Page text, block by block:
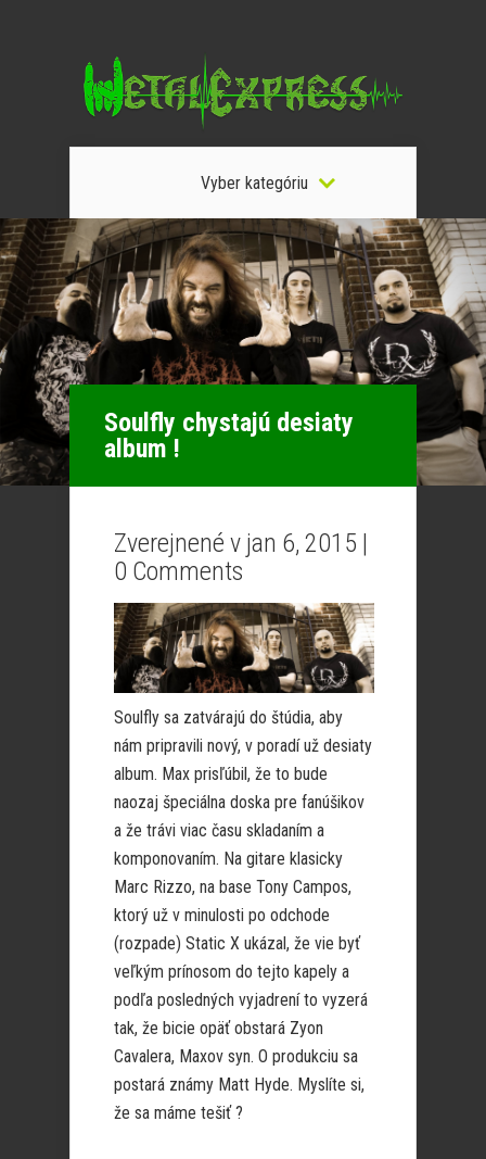
Vyber kategóriu
Soulfly chystajú desiaty
album !
Zverejnené v jan 6, 2015 |
0 Comments
Soulfly sa zatvárajú do štúdia, aby
nám pripravili nový, v poradí už desiaty
album. Max prisľúbil, že to bude
naozaj špeciálna doska pre fanúšikov
a že trávi viac času skladaním a
komponovaním. Na gitare klasicky
Marc Rizzo, na base Tony Campos,
ktorý už v minulosti po odchode
(rozpade) Static X ukázal, že vie byť
veľkým prínosom do tejto kapely a
podľa posledných vyjadrení to vyzerá
tak, že bicie opäť obstará Zyon
Cavalera, Maxov syn. O produkciu sa
postará známy Matt Hyde. Myslíte si,
že sa máme tešiť ?